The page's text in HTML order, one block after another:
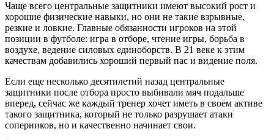
Чаще всего центральные защитники имеют высокий рост и
хорошие физические навыки, но они не такие взрывные,
резкие и ловкие. Главные обязанности игроков на этой
позиции в футболе: игра в отборе, чтение игры, борьба в
воздухе, ведение силовых единоборств. В 21 веке к этим
качествам добавились хороший первый пас и видение поля.
Если еще несколько десятилетий назад центральные
защитники после отбора просто выбивали мяч подальше
вперед, сейчас же каждый тренер хочет иметь в своем активе
такого защитника, который не только разрушает атаки
соперников, но и качественно начинает свои.